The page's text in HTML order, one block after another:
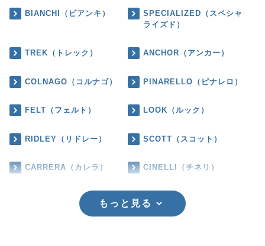
BIANCHI（ビアンキ）
SPECIALIZED（スペシャ
ライズド）
TREK（トレック） ANCHOR（アンカー）
COLNAGO（コルナゴ） PINARELLO（ピナレロ）
FELT（フェルト） LOOK（ルック）
RIDLEY（リドレー） SCOTT（スコット）
CARRERA（カレラ） CINELLI（チネリ）
もっと見る